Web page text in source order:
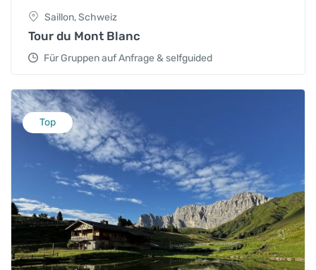
Saillon, Schweiz
Tour du Mont Blanc
Für Gruppen auf Anfrage & selfguided
Top